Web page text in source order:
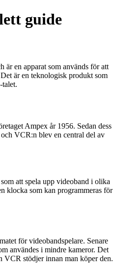
guide
är en apparat som används för att
är en teknologisk produkt som
Ampex år 1956. Sedan dess
VCR:n blev en central del av
att spela upp videoband i olika
klocka som kan programmeras för
för videobandspelare. Senare
användes i mindre kameror. Det
VCR stödjer innan man köper den.